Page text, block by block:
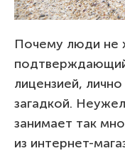
Почему люди не
подтверждающий
лицензией,
загадкой.
занимает так
из интернет-